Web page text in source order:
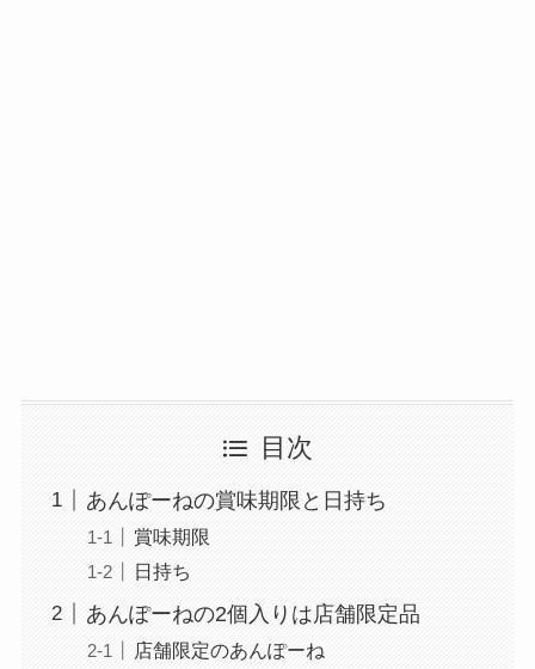
目次
あんぽーねの賞味期限と日持ち
賞味期限
日持ち
あんぽーねの2個入りは店舗限定品
店舗限定のあんぽーね